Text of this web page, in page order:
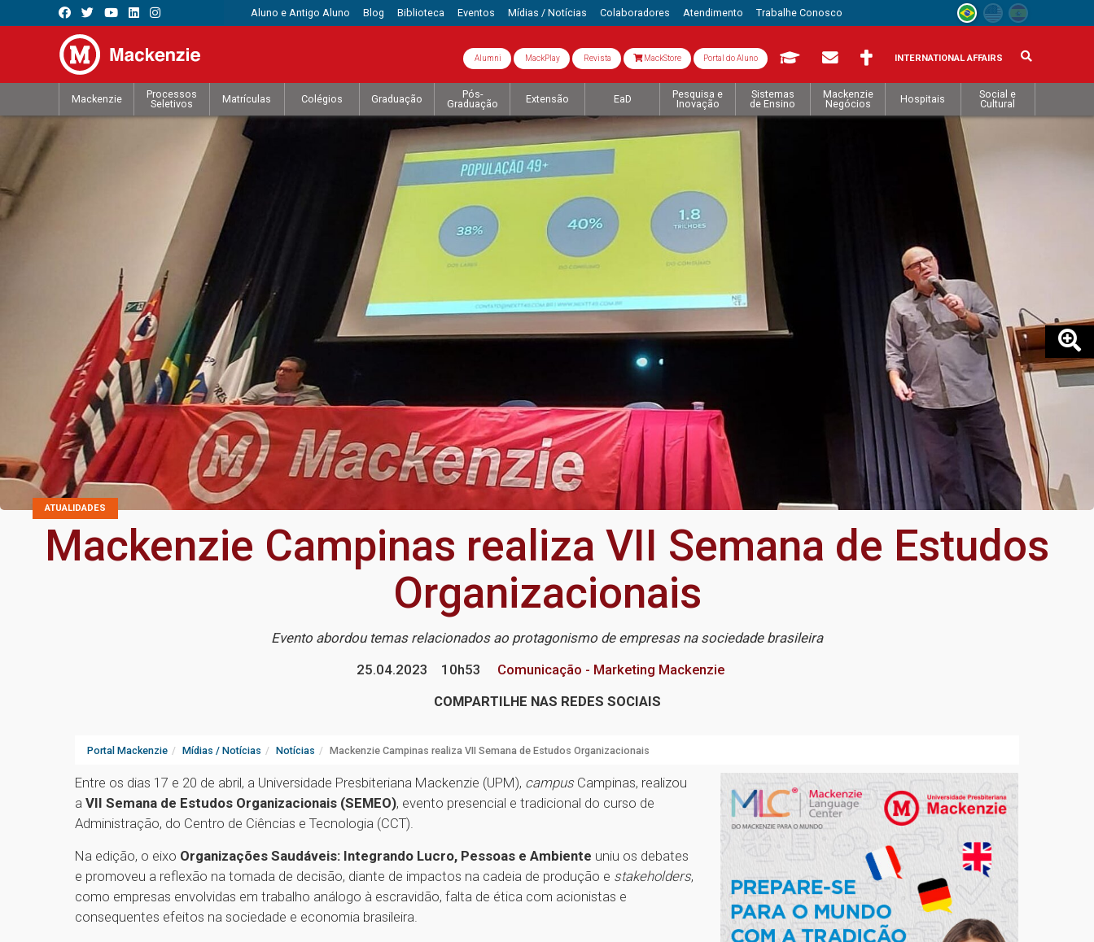
Aluno e Antigo Aluno Blog Biblioteca Eventos Mídias / Notícias Colaboradores Atendimento Trabalhe Conosco
Alumni MackPlay Revista MackStore Portal do Aluno INTERNATIONAL AFFAIRS
Mackenzie
Processos
Seletivos
Matrículas Colégios Graduação
Pós-
Graduação
Extensão EaD
Pesquisa e
Inovação
Sistemas
de Ensino
Mackenzie
Negócios
Hospitais
Social e
Cultural
ATUALIDADES
Mackenzie Campinas realiza VII Semana de Estudos
Organizacionais
Evento abordou temas relacionados ao protagonismo de empresas na sociedade brasileira
25.04.2023
10h53
Comunicação - Marketing Mackenzie
COMPARTILHE NAS REDES SOCIAIS
Portal Mackenzie Mídias / Notícias Notícias Mackenzie Campinas realiza VII Semana de Estudos Organizacionais
Entre os dias 17 e 20 de abril, a Universidade Presbiteriana Mackenzie (UPM), campus Campinas, realizou
a VII Semana de Estudos Organizacionais (SEMEO), evento presencial e tradicional do curso de
Administração, do Centro de Ciências e Tecnologia (CCT).
Na edição, o eixo Organizações Saudáveis: Integrando Lucro, Pessoas e Ambiente uniu os debates
e promoveu a reflexão na tomada de decisão, diante de impactos na cadeia de produção e stakeholders,
como empresas envolvidas em trabalho análogo à escravidão, falta de ética com acionistas e
consequentes efeitos na sociedade e economia brasileira.